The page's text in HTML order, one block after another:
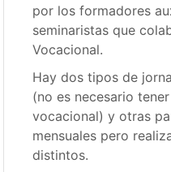
por los formadores
seminaristas que
Vocacional.
Hay dos tipos de
(no es necesario
vocacional) y otras
mensuales pero
distintos.